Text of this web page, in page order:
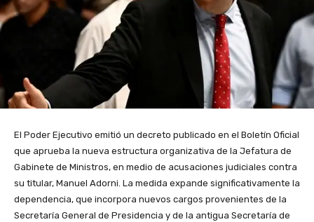
El Poder Ejecutivo emitió un decreto publicado en el Boletín Oficial
que aprueba la nueva estructura organizativa de la Jefatura de
Gabinete de Ministros, en medio de acusaciones judiciales contra
su titular, Manuel Adorni. La medida expande significativamente la
dependencia, que incorpora nuevos cargos provenientes de la
Secretaría General de Presidencia y de la antigua Secretaría de